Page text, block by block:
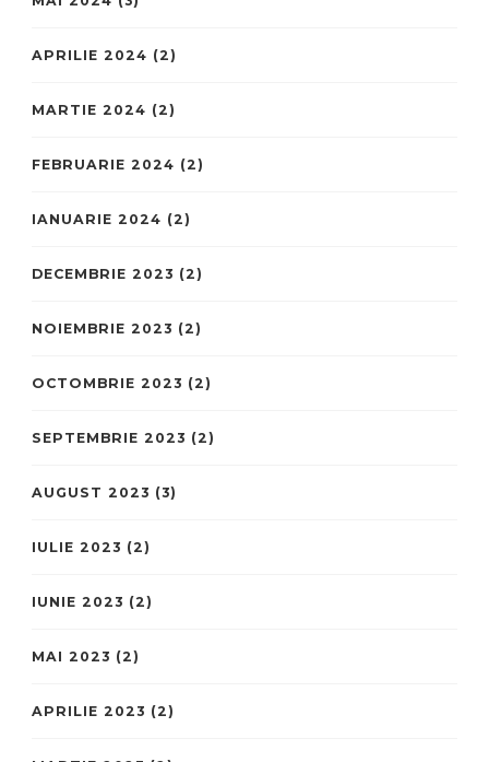
APRILIE 2024 (2)
MARTIE 2024 (2)
FEBRUARIE 2024 (2)
IANUARIE 2024 (2)
DECEMBRIE 2023 (2)
NOIEMBRIE 2023 (2)
OCTOMBRIE 2023 (2)
SEPTEMBRIE 2023 (2)
AUGUST 2023 (3)
IULIE 2023 (2)
IUNIE 2023 (2)
MAI 2023 (2)
APRILIE 2023 (2)